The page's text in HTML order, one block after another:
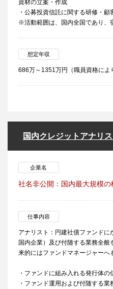
資材の立案・作成
・公募投資信託に関する研修・
※活動範囲は、国内全国であり、
想定年収
686万～1351万円（職員資格によ
国内クレジットアナリ
企業名
社名非公開：国内最大規模
仕事内容
アナリスト：円建社債ファンド
国内企業）及び付随する業務全
来的にはファンドマネージャーへ
・ファンドに組み入れる発行体
・ファンド運用および付随する業